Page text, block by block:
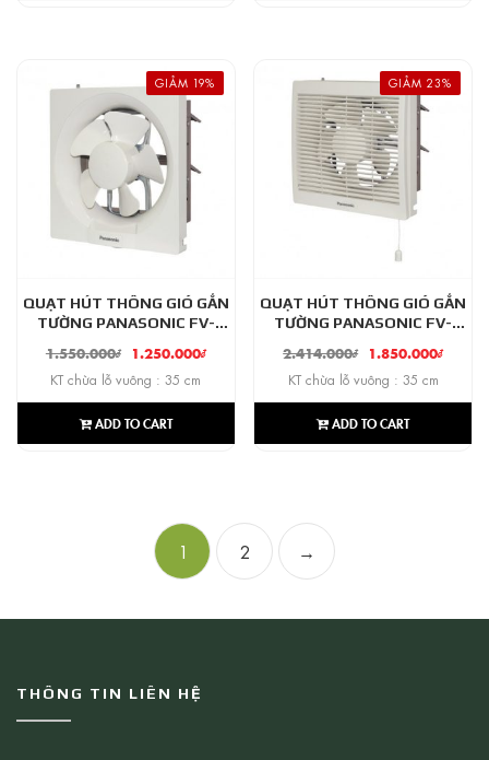
GIẢM 19%
QUẠT HÚT THÔNG GIÓ GẮN
TƯỜNG PANASONIC FV-
1.550.000₫ 1.250.000₫
KT chừa lỗ vuông : 35 cm
ADD TO CART
GIẢM 23%
QUẠT HÚT THÔNG GIÓ GẮN
TƯỜNG PANASONIC FV-
2.414.000₫ 1.850.000₫
KT chừa lỗ vuông : 35 cm
ADD TO CART
1 2 →
THÔNG TIN LIÊN HỆ